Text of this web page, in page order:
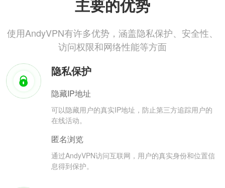
主要的优势
使用AndyVPN有许多优势，涵盖隐私保护、安全性、
访问权限和网络性能等方面
隐私保护
隐藏IP地址
可以隐藏用户的真实IP地址，防止第三方追踪用户的
在线活动。
匿名浏览
通过AndyVPN访问互联网，用户的真实身份和位置信
息得到保护。